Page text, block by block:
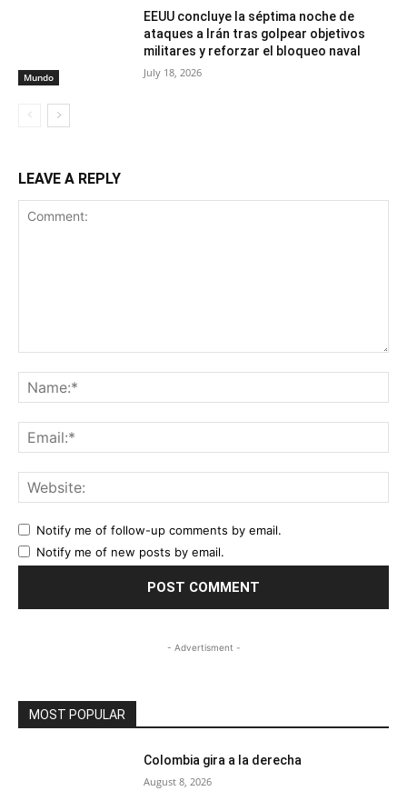
Mundo
EEUU concluye la séptima noche de
ataques a Irán tras golpear objetivos
militares y reforzar el bloqueo naval
July 18, 2026
LEAVE A REPLY
Notify me of follow-up comments by email.
Notify me of new posts by email.
- Advertisment -
MOST POPULAR
Colombia gira a la derecha
August 8, 2026